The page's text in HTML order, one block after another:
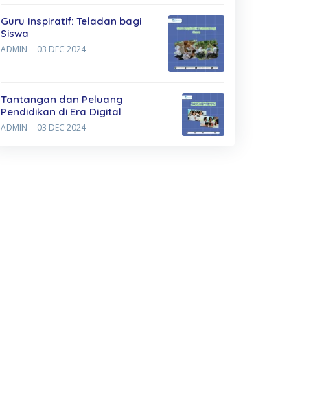
Guru Inspiratif: Teladan bagi
Siswa
ADMIN 03 DEC 2024
Tantangan dan Peluang
Pendidikan di Era Digital
ADMIN 03 DEC 2024